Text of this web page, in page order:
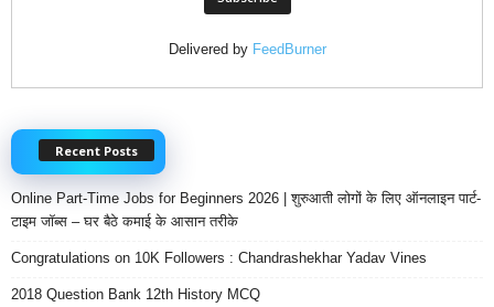
Delivered by FeedBurner
Recent Posts
Online Part-Time Jobs for Beginners 2026 | शुरुआती लोगों के लिए ऑनलाइन पार्ट-
टाइम जॉब्स – घर बैठे कमाई के आसान तरीके
Congratulations on 10K Followers : Chandrashekhar Yadav Vines
2018 Question Bank 12th History MCQ